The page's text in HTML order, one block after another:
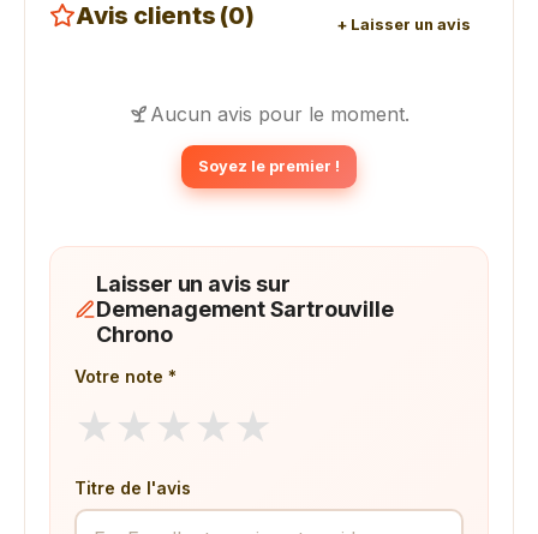
Avis clients (0) + Laisser un avis
Aucun avis pour le moment.
Soyez le premier !
Laisser un avis sur
Demenagement Sartrouville
Chrono
Votre note *
★ ★ ★ ★ ★
Titre de l'avis